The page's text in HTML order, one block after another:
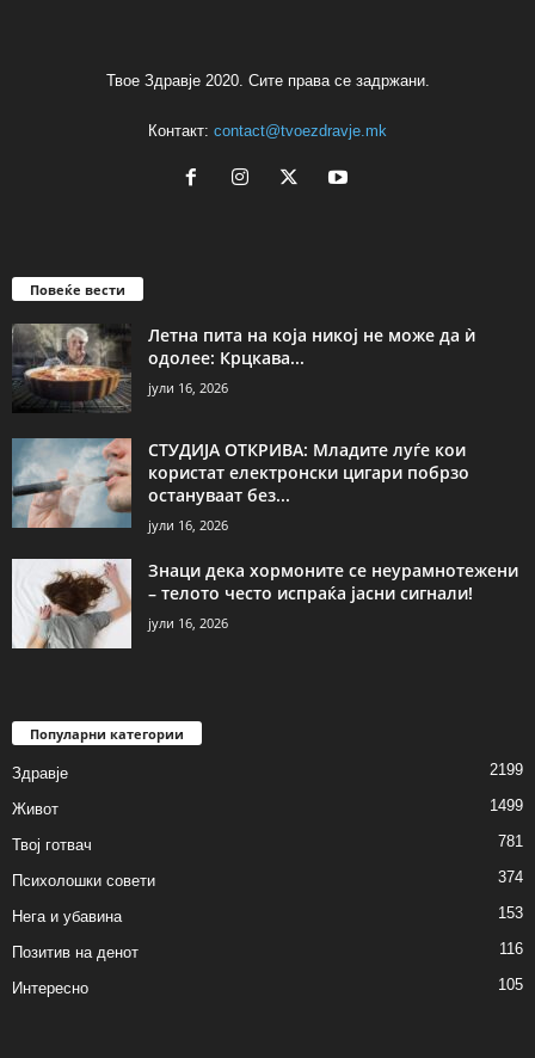
Твое Здравје 2020. Сите права се задржани.
Контакт: contact@tvoezdravje.mk
Повеќе вести
Летна пита на која никој не може да ѝ
одолее: Крцкава...
јули 16, 2026
СТУДИЈА ОТКРИВА: Младите луѓе кои
користат електронски цигари побрзо
остануваат без...
јули 16, 2026
Знаци дека хормоните се неурамнотежени
– телото често испраќа јасни сигнали!
јули 16, 2026
Популарни категории
Здравје 2199
Живот 1499
Твој готвач 781
Психолошки совети 374
Нега и убавина 153
Позитив на денот 116
Интересно 105